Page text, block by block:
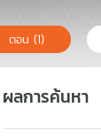
ตอน (1)
ผลการค้นหา